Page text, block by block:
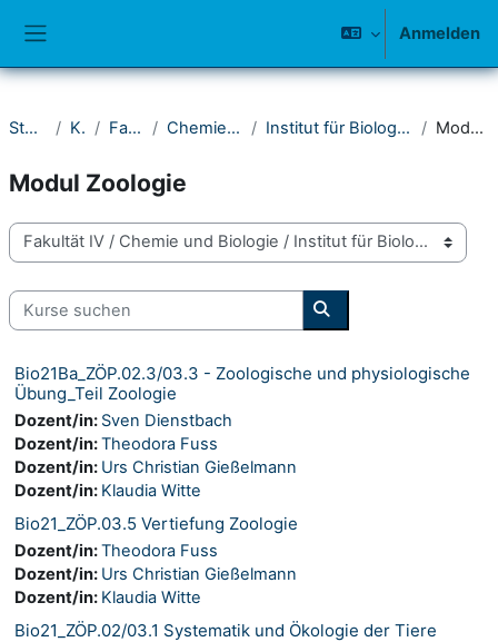
Anmelden
Startseite Kurse Fakultät IV Chemie und Biologie Institut für Biologie - Fachwissenschaft Modul Zoologie
Modul Zoologie
Kursbereiche
Kurse suchen
Kurse suchen
Bio21Ba_ZÖP.02.3/03.3 - Zoologische und physiologische
Übung_Teil Zoologie
Dozent/in: Sven Dienstbach
Dozent/in:Theodora Fuss
Dozent/in: Urs Christian Gießelmann
Dozent/in: Klaudia Witte
Bio21_ZÖP.03.5 Vertiefung Zoologie
Dozent/in:Theodora Fuss
Dozent/in: Urs Christian Gießelmann
Dozent/in: Klaudia Witte
Bio21_ZÖP.02/03.1 Systematik und Ökologie der Tiere